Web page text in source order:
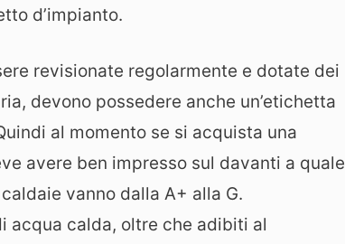
d’impianto.
revisionate regolarmente e dotate dei
devono possedere anche un’etichetta
al momento se si acquista una
avere ben impresso sul davanti a quale
vanno dalla A+ alla G.
acqua calda, oltre che adibiti al